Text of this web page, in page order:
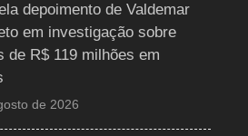
depoimento de Valdemar
em investigação sobre
de R$ 119 milhões em
de 2026